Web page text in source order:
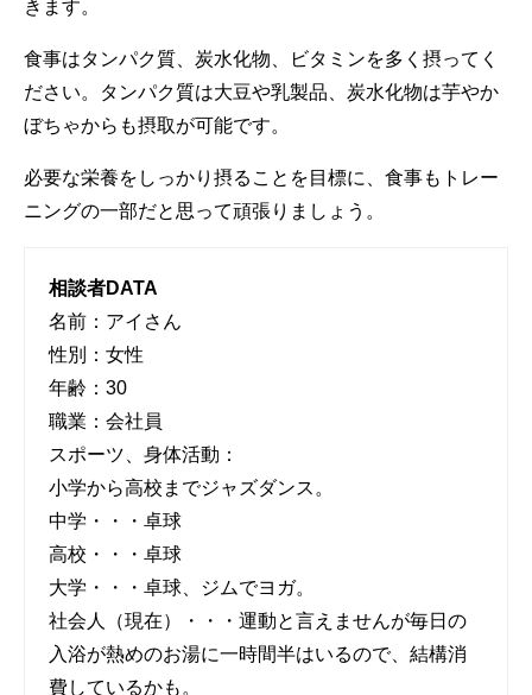
きます。
食事はタンパク質、炭水化物、ビタミンを多く摂ってく
ださい。タンパク質は大豆や乳製品、炭水化物は芋やか
ぼちゃからも摂取が可能です。
必要な栄養をしっかり摂ることを目標に、食事もトレー
ニングの一部だと思って頑張りましょう。
相談者DATA
名前：アイさん
性別：女性
年齢：30
職業：会社員
スポーツ、身体活動：
小学から高校までジャズダンス。
中学・・・卓球
高校・・・卓球
大学・・・卓球、ジムでヨガ。
社会人（現在）・・・運動と言えませんが毎日の
入浴が熱めのお湯に一時間半はいるので、結構消
費しているかも。